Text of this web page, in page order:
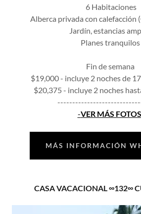
6 Habitaciones
Alberca privada con calefacción
Jardín, estancias
Planes tranquilos
Fin de semana
$19,000 - incluye 2 noches de
$20,375 - incluye 2 noches
-VER MÁS FOTOS
MÁS INFORMACIÓN
CASA VACACIONAL ∞132∞